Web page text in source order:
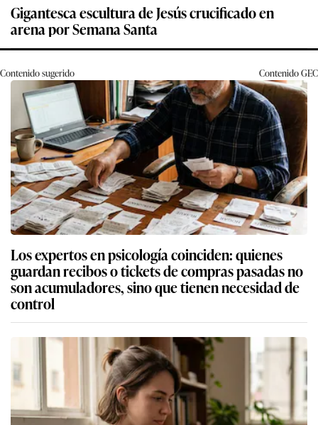
Gigantesca escultura de Jesús crucificado en
arena por Semana Santa
Contenido sugerido ContenidoGEC
Los expertos en psicología coinciden: quienes
guardan recibos o tickets de compras pasadas no
son acumuladores, sino que tienen necesidad de
control